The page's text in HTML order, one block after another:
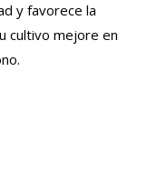
y favorece la
cultivo mejore en